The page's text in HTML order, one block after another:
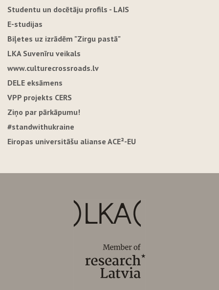
Studentu un docētāju profils - LAIS
E-studijas
Biļetes uz izrādēm "Zirgu pastā"
LKA Suvenīru veikals
www.culturecrossroads.lv
DELE eksāmens
VPP projekts CERS
Ziņo par pārkāpumu!
#standwithukraine
Eiropas universitāšu alianse ACE²-EU